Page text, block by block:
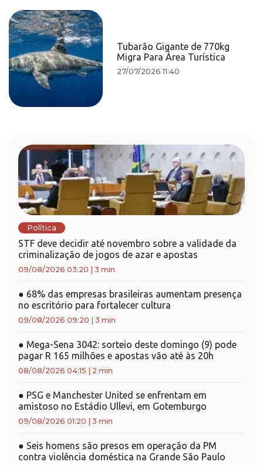
Tubarão Gigante de 770kg
Migra Para Área Turística
27/07/2026 11:40
Política
STF deve decidir até novembro sobre a validade da
criminalização de jogos de azar e apostas
09/08/2026 03:20 3 min
● 68% das empresas brasileiras aumentam presença
no escritório para fortalecer cultura
09/08/2026 09:20 3 min
● Mega-Sena 3042: sorteio deste domingo (9) pode
pagar R 165 milhões e apostas vão até às 20h
08/08/2026 04:15 2 min
● PSG e Manchester United se enfrentam em
amistoso no Estádio Ullevi, em Gotemburgo
09/08/2026 01:20 3 min
● Seis homens são presos em operação da PM
contra violência doméstica na Grande São Paulo